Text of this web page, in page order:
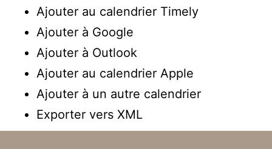
Ajouter au calendrier Timely
Ajouter à Google
Ajouter à Outlook
Ajouter au calendrier Apple
Ajouter à un autre calendrier
Exporter vers XML